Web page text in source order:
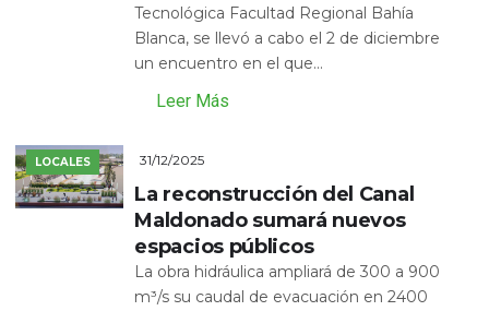
Tecnológica Facultad Regional Bahía
Blanca, se llevó a cabo el 2 de diciembre
un encuentro en el que...
Leer Más
LOCALES 31/12/2025
La reconstrucción del Canal
Maldonado sumará nuevos
espacios públicos
La obra hidráulica ampliará de 300 a 900
m³/s su caudal de evacuación en 2400